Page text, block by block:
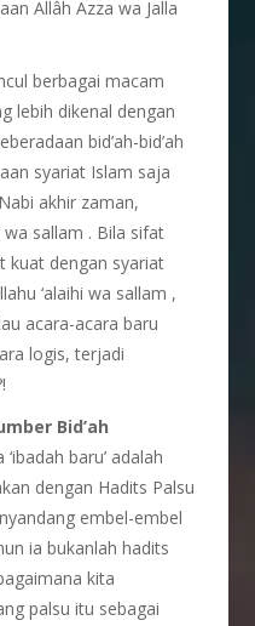
Allâh Azza wa Jalla
berbagai macam
lebih dikenal dengan
bid’ah-bid’ah
syariat Islam saja
akhir zaman,
wa sallam . Bila sifat
kuat dengan syariat
‘alaihi wa sallam ,
acara-acara baru
logis, terjadi
Bid’ah
baru’ adalah
dengan Hadits Palsu
embel-embel
ia bukanlah hadits
kita
palsu itu sebagai